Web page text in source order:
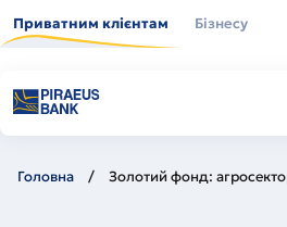
до
основного
Приватним клієнтам Бізнесу
Головна Золотий фонд: